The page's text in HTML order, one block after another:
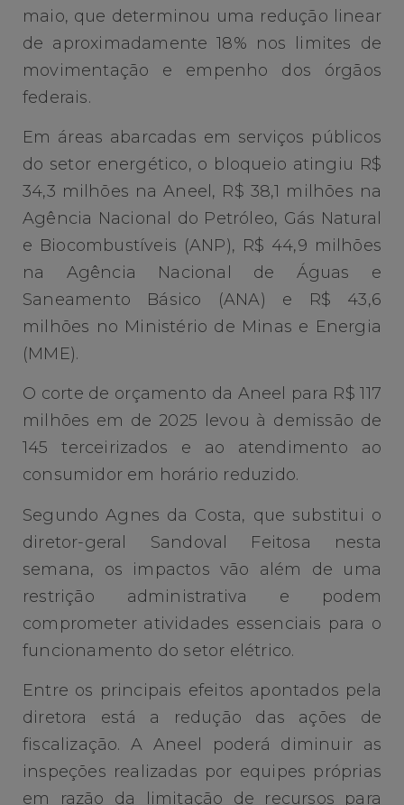
maio, que determinou uma redução linear
de aproximadamente 18% nos limites de
movimentação e empenho dos órgãos
federais.
Em áreas abarcadas em serviços públicos
do setor energético, o bloqueio atingiu R$
34,3 milhões na Aneel, R$ 38,1 milhões na
Agência Nacional do Petróleo, Gás Natural
e Biocombustíveis (ANP), R$ 44,9 milhões
na Agência Nacional de Águas e
Saneamento Básico (ANA) e R$ 43,6
milhões no Ministério de Minas e Energia
(MME).
O corte de orçamento da Aneel para R$ 117
milhões em de 2025 levou à demissão de
145 terceirizados e ao atendimento ao
consumidor em horário reduzido.
Segundo Agnes da Costa, que substitui o
diretor-geral Sandoval Feitosa nesta
semana, os impactos vão além de uma
restrição administrativa e podem
comprometer atividades essenciais para o
funcionamento do setor elétrico.
Entre os principais efeitos apontados pela
diretora está a redução das ações de
fiscalização. A Aneel poderá diminuir as
inspeções realizadas por equipes próprias
em razão da limitação de recursos para